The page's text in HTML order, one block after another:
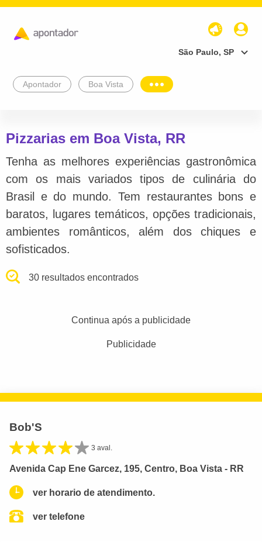
São Paulo, SP
Apontador Boa Vista
Pizzarias em Boa Vista, RR
Tenha as melhores experiências gastronômica
com os mais variados tipos de culinária do
Brasil e do mundo. Tem restaurantes bons e
baratos, lugares temáticos, opções tradicionais,
ambientes românticos, além dos chiques e
sofisticados.
30 resultados encontrados
Continua após a publicidade
Publicidade
Bob'S
3 aval.
Avenida Cap Ene Garcez, 195, Centro, Boa Vista - RR
ver horario de atendimento.
ver telefone